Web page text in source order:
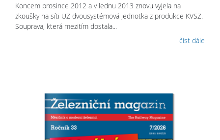
Koncem prosince 2012 a v lednu 2013 znovu vyjela na
zkoušky na síti UZ dvousystémová jednotka z produkce KVSZ.
Souprava, která mezitím dostala...
číst dále